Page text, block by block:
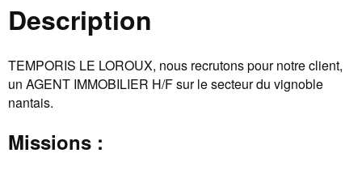
Description
TEMPORIS LE LOROUX, nous recrutons pour notre client,
un AGENT IMMOBILIER H/F sur le secteur du vignoble
nantais.
Missions :